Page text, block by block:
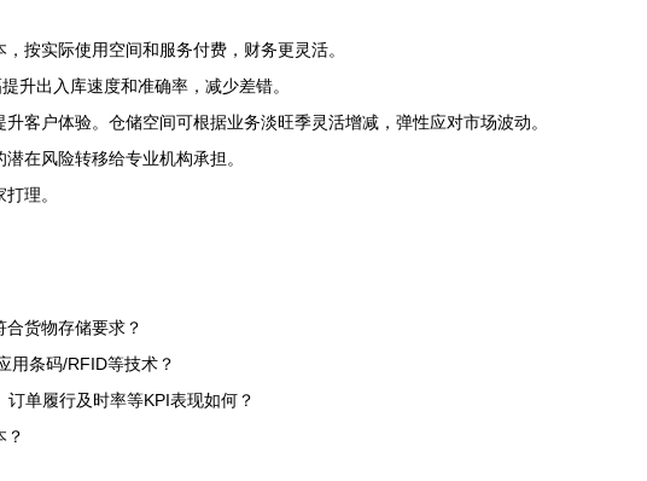
按实际使用空间和服务付费，财务更灵活。
升出入库速度和准确率，减少差错。
客户体验。仓储空间可根据业务淡旺季灵活增减，弹性应对市场波动。
在风险转移给专业机构承担。
理。
货物存储要求？
用条码/RFID等技术？
单履行及时率等KPI表现如何？
？